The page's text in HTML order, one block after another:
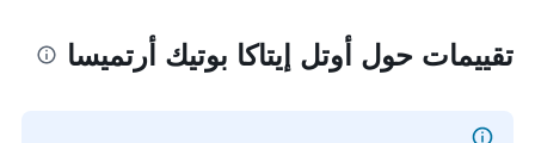
تقييمات حول أوتل إيتاكا بوتيك أرتميسا